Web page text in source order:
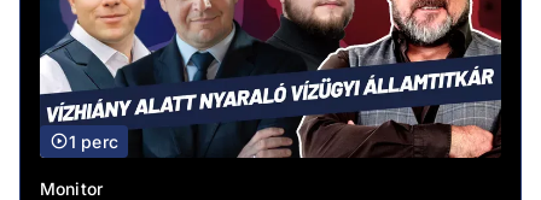
1 perc
Monitor